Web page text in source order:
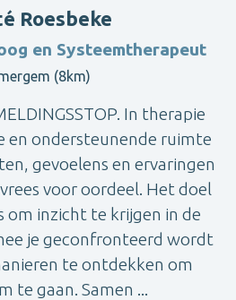
Roesbeke
en Systeemtherapeut
(8km)
In therapie
en ondersteunende ruimte
gevoelens en ervaringen
voor oordeel. Het doel
om inzicht te krijgen in de
je geconfronteerd wordt
te ontdekken om
te gaan. Samen ...